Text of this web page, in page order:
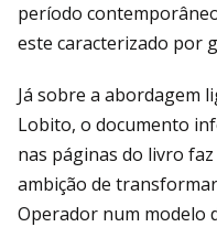
período
este caracterizado por
Já sobre a abordagem
Lobito, o documento
nas páginas do livro
ambição de
Operador num modelo